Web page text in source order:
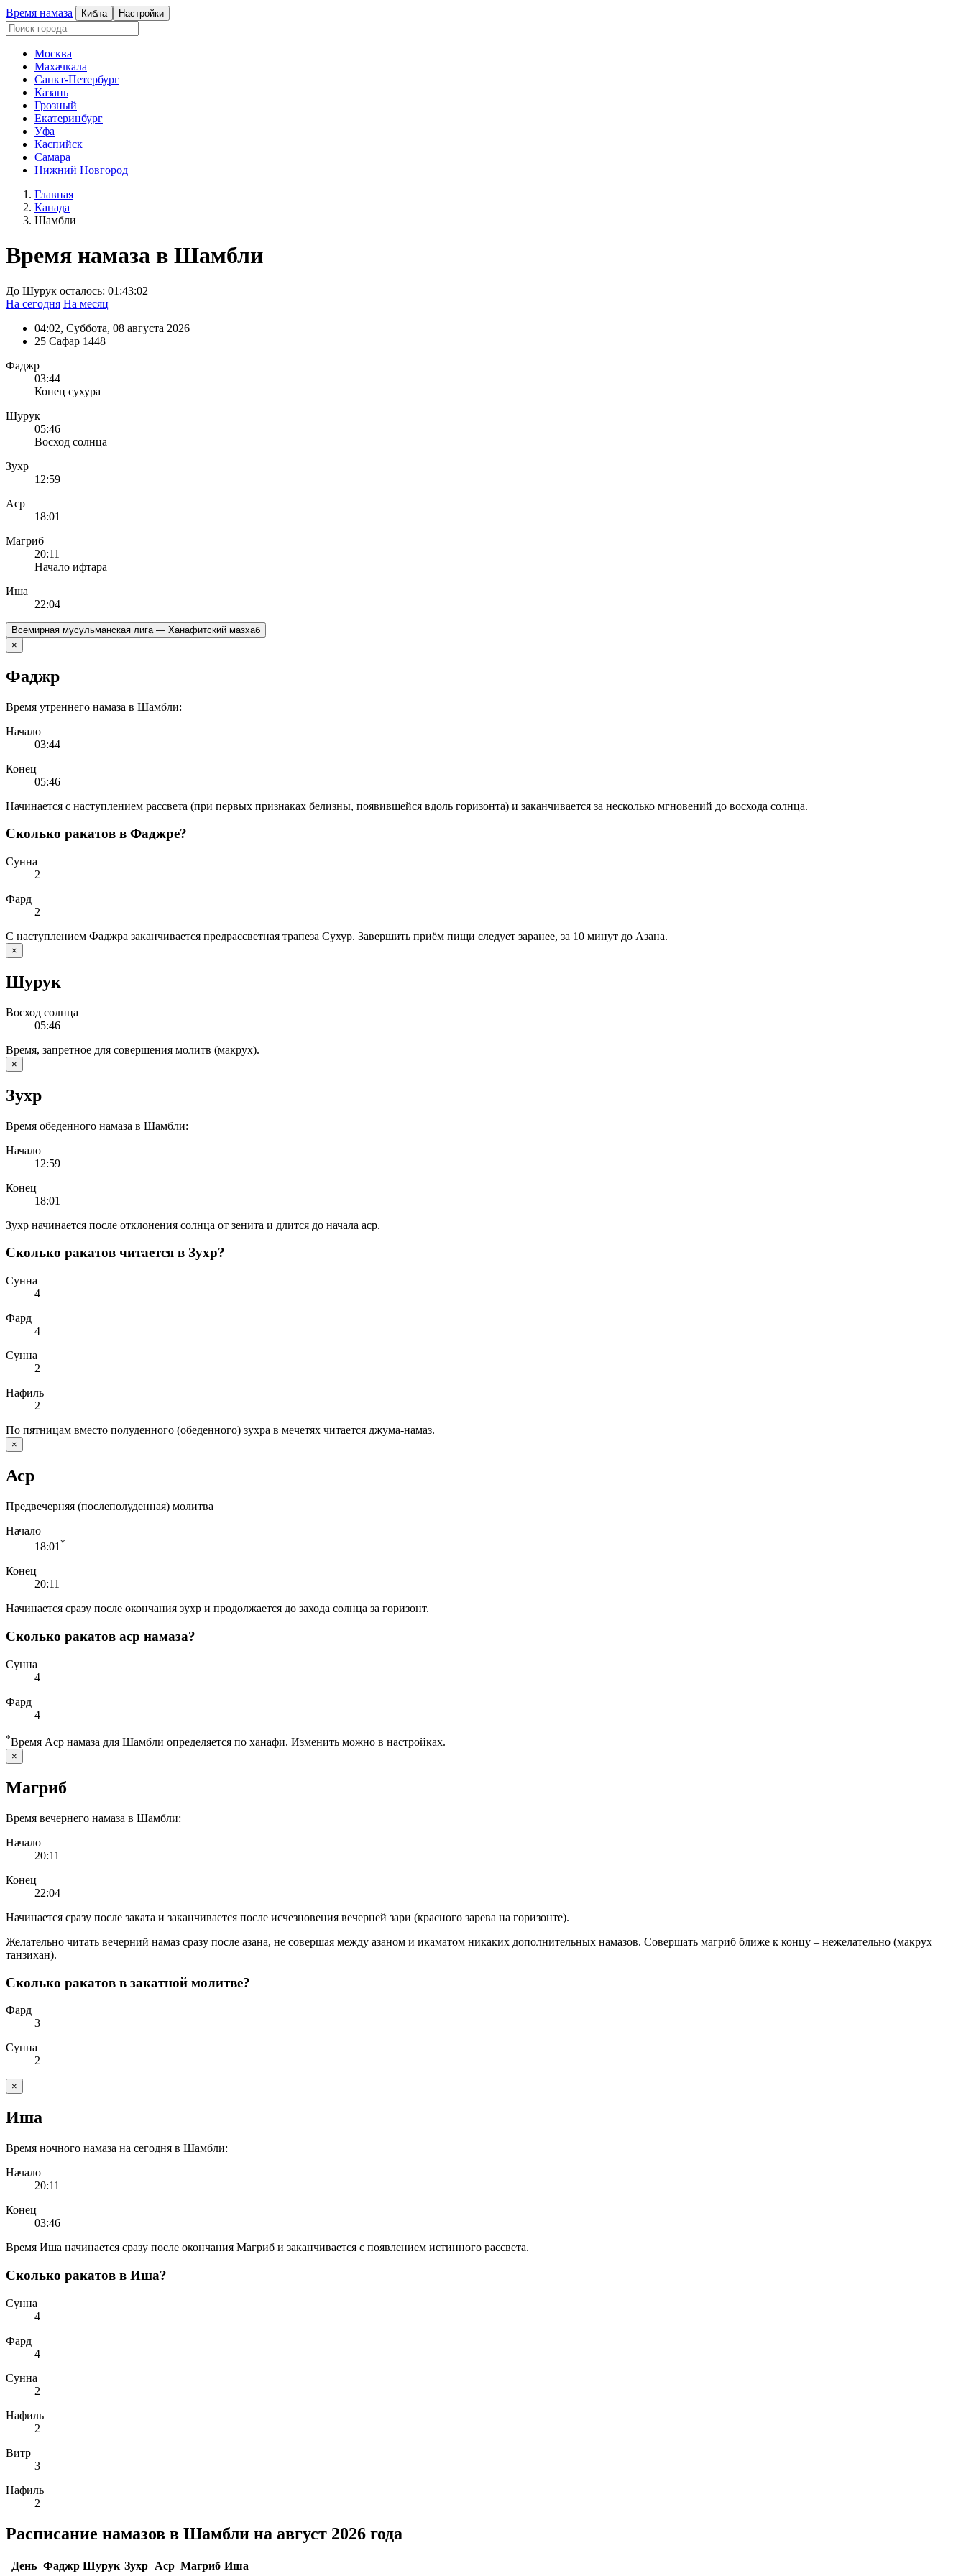
Время намаза Кибла Настройки
Москва
Махачкала
Санкт-Петербург
Казань
Грозный
Екатеринбург
Уфа
Каспийск
Самара
Нижний Новгород
Главная
Канада
Шамбли
Время намаза в Шамбли
До Шурук осталось: 01:43:02
На сегодня На месяц
04:02, Суббота, 08 августа 2026
25 Сафар 1448
Фаджр
03:44
Конец сухура
Шурук
05:46
Восход солнца
Зухр
12:59
Аср
18:01
Магриб
20:11
Начало ифтара
Иша
22:04
Всемирная мусульманская лига — Ханафитский мазхаб
×
Фаджр
Время утреннего намаза в Шамбли:
Начало
03:44
Конец
05:46
Начинается с наступлением рассвета (при первых признаках белизны, появившейся вдоль горизонта) и заканчивается за несколько мгновений до восхода солнца.
Сколько ракатов в Фаджре?
Сунна
2
Фард
2
С наступлением Фаджра заканчивается предрассветная трапеза Сухур. Завершить приём пищи следует заранее, за 10 минут до Азана.
×
Шурук
Восход солнца
05:46
Время, запретное для совершения молитв (макрух).
×
Зухр
Время обеденного намаза в Шамбли:
Начало
12:59
Конец
18:01
Зухр начинается после отклонения солнца от зенита и длится до начала аср.
Сколько ракатов читается в Зухр?
Сунна
4
Фард
4
Сунна
2
Нафиль
2
По пятницам вместо полуденного (обеденного) зухра в мечетях читается джума-намаз.
×
Аср
Предвечерняя (послеполуденная) молитва
Начало
18:01 *
Конец
20:11
Начинается сразу после окончания зухр и продолжается до захода солнца за горизонт.
Сколько ракатов аср намаза?
Сунна
4
Фард
4
*Время Аср намаза для Шамбли определяется по ханафи. Изменить можно в настройках.
×
Магриб
Время вечернего намаза в Шамбли:
Начало
20:11
Конец
22:04
Начинается сразу после заката и заканчивается после исчезновения вечерней зари (красного зарева на горизонте).
Желательно читать вечерний намаз сразу после азана, не совершая между азаном и икаматом никаких дополнительных намазов. Совершать магриб ближе к концу – нежелательно (макрух
танзихан).
Сколько ракатов в закатной молитве?
Фард
3
Сунна
2
×
Иша
Время ночного намаза на сегодня в Шамбли:
Начало
20:11
Конец
03:46
Время Иша начинается сразу после окончания Магриб и заканчивается с появлением истинного рассвета.
Сколько ракатов в Иша?
Сунна
4
Фард
4
Сунна
2
Нафиль
2
Витр
3
Нафиль
2
Расписание намазов в Шамбли на август 2026 года
День Фаджр Шурук Зухр Аср Магриб Иша